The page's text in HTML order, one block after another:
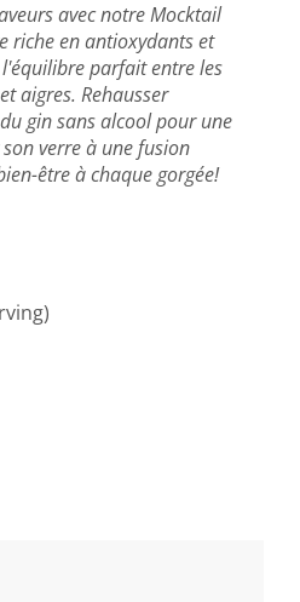
avec notre Mocktail
riche en antioxydants et
parfait entre les
aigres. Rehausser
gin sans alcool pour une
verre à une fusion
être à chaque gorgée!